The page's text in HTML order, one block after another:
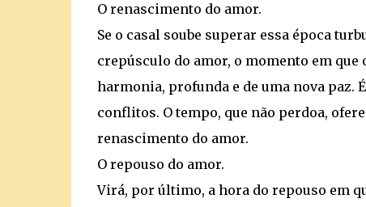
O renascimento do amor.
Se o casal soube superar essa época
crepúsculo do amor, o momento em
harmonia, profunda e de uma nova paz.
conflitos. O tempo, que não perdoa,
renascimento do amor.
O repouso do amor.
Virá, por último, a hora do repouso em